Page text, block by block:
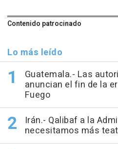
Contenido patrocinado
Lo más leído
Guatemala.- Las
anuncian el fin de la
Fuego
Irán.- Qalibaf a la
necesitamos más